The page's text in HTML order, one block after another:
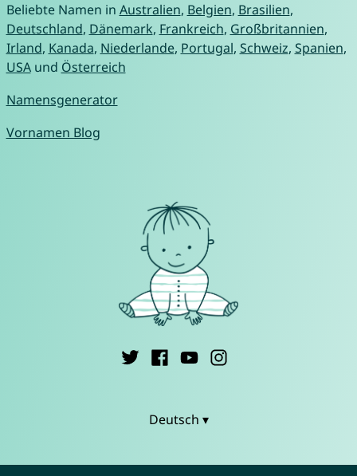
Beliebte Namen in Australien, Belgien, Brasilien,
Deutschland, Dänemark, Frankreich, Großbritannien,
Irland, Kanada, Niederlande, Portugal, Schweiz, Spanien,
USAund Österreich
Namensgenerator
Vornamen Blog
Deutsch ▾